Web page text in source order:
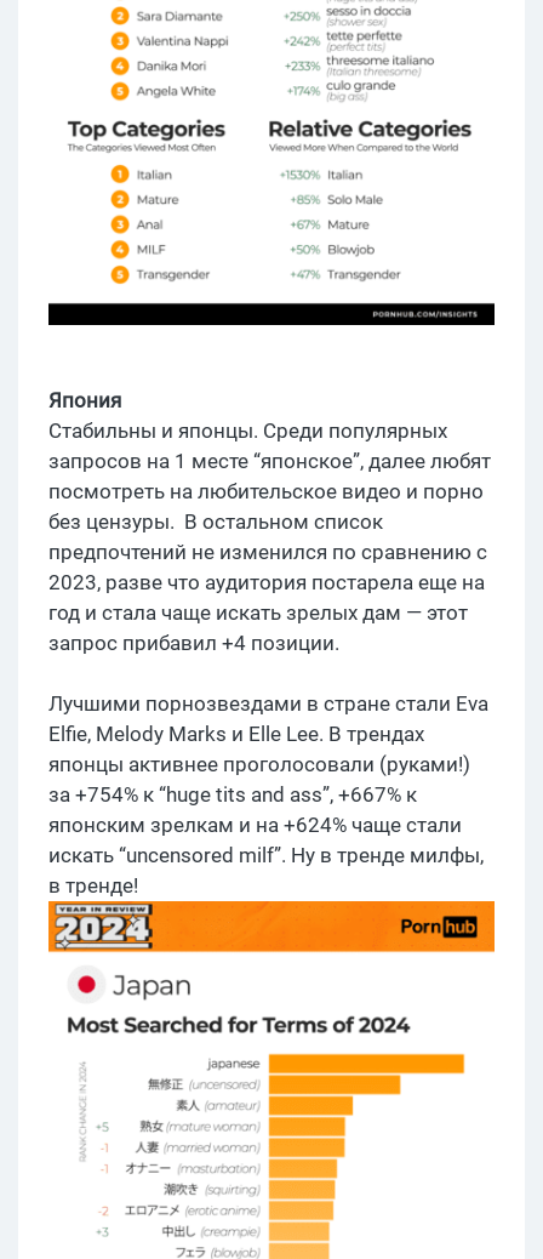
Япония
Стабильны и японцы. Среди популярных
запросов на 1 месте “японское”, далее любят
посмотреть на любительское видео и порно
без цензуры. В остальном список
предпочтений не изменился по сравнению с
2023, разве что аудитория постарела еще на
год и стала чаще искать зрелых дам — этот
запрос прибавил +4 позиции.
Лучшими порнозвездами в стране стали Eva
Elfie, Melody Marks и Elle Lee. В трендах
японцы активнее проголосовали (руками!)
за +754% к “huge tits and ass”, +667% к
японским зрелкам и на +624% чаще стали
искать “uncensored milf”. Ну в тренде милфы,
в тренде!